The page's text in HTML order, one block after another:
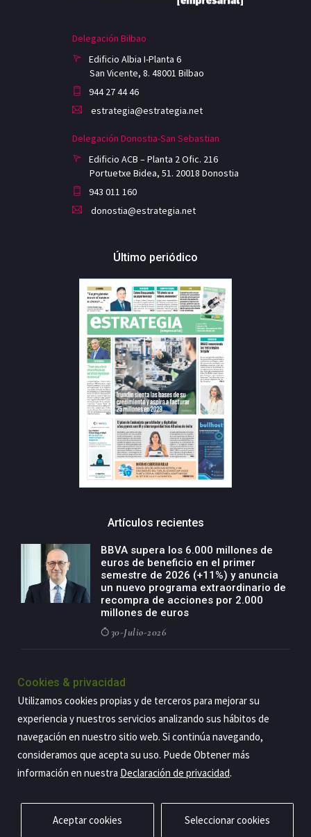
Delegación Bilbao
Edificio Albia I-Planta 6
San Vicente, 8. 48001 Bilbao
944 27 44 46
estrategia@estrategia.net
Delegación Donostia-San Sebastian
Edificio ACB – Planta 2 Ofic. 216
Portuetxe Bidea, 51. 20018 Donostia
943 011 160
donostia@estrategia.net
Último periódico
Artículos recientes
BBVA supera los 6.000 millones de
euros de beneficio en el primer
semestre de 2026 (+11%) y anuncia
un nuevo programa extraordinario de
recompra de acciones por 2.000
millones de euros
30-Julio-2026
negocio agro con un modelo global
países
29-Julio-2026
Privacidad Aviso legal Política de cookies Contacto
Cookies & privacidad
Utilizamos cookies propias y de terceros para mejorar su
experiencia y nuestros servicios analizando sus hábitos de
navegación en nuestro sitio web. Si continúa navegando,
consideramos que acepta su uso. Puede Obtener más
información en nuestra Declaración de privacidad.
Aceptar cookies Seleccionar cookies